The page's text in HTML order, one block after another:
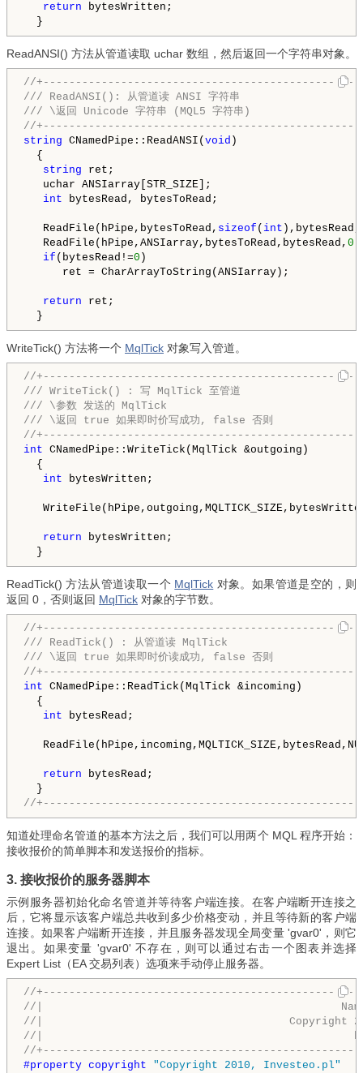
return bytesWritten;
ReadANSI() 方法从管道读取 uchar 数组，然后返回一个字符串对象。
//
/// ReadANSI(): 从管道读 ANSI 字符串
/// \返回 Unicode 字符串 (MQL5 字符串)
//
string CNamedPipe::ReadANSI( void )
{
string ret;
uchar ANSIarray[STR_SIZE];
int bytesRead, bytesToRead;
ReadFile(hPipe,bytesToRead, sizeof ( int ),bytesRead,
ReadFile(hPipe,ANSIarray,bytesToRead,bytesRead, 0
if (bytesRead!=0 )
ret = CharArrayToString(ANSIarray);
return ret;
WriteTick() 方法将一个 MqlTick 对象写入管道。
//
/// WriteTick() : 写 MqlTick 至管道
/// \参数 发送的 MqlTick
/// \返回 true 如果即时价写成功, false 否则
int CNamedPipe::WriteTick( MqlTick &outgoing)
{
int bytesWritten;
return bytesWritten;
ReadTick() 方法从管道读取一个 MqlTick 对象。如果管道是空的，则
返回 0，否则返回 MqlTick 对象的字节数。
//
/// ReadTick() : 从管道读 MqlTick
/// \返回 true 如果即时价读成功, false 否则
int CNamedPipe::ReadTick( MqlTick &incoming)
{
int bytesRead;
ReadFile(hPipe,incoming,MQLTICK_SIZE,bytesRead,
return bytesRead;
//
知道处理命名管道的基本方法之后，我们可以用两个 MQL 程序开始：
接收报价的简单脚本和发送报价的指标。
3. 接收报价的服务器脚本
示例服务器初始化命名管道并等待客户端连接。在客户端断开连接之
后，它将显示该客户端总共收到多少价格变动，并且等待新的客户端
连接。如果客户端断开连接，并且服务器发现全局变量 'gvar0'，则它
退出。如果变量 'gvar0' 不存在，则可以通过右击一个图表并选择
Expert List（EA 交易列表）选项来手动停止服务器。
//
//|
//|
//|
//
#property copyright "Copyright 2010, Investeo.pl"